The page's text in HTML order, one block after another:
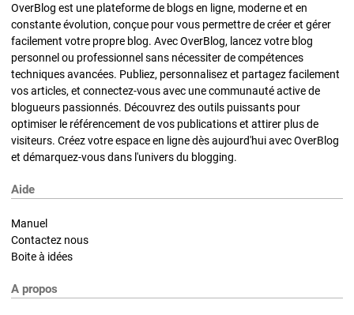
OverBlog est une plateforme de blogs en ligne, moderne et en
constante évolution, conçue pour vous permettre de créer et gérer
facilement votre propre blog. Avec OverBlog, lancez votre blog
personnel ou professionnel sans nécessiter de compétences
techniques avancées. Publiez, personnalisez et partagez facilement
vos articles, et connectez-vous avec une communauté active de
blogueurs passionnés. Découvrez des outils puissants pour
optimiser le référencement de vos publications et attirer plus de
visiteurs. Créez votre espace en ligne dès aujourd'hui avec OverBlog
et démarquez-vous dans l'univers du blogging.
Aide
Manuel
Contactez nous
Boite à idées
A propos